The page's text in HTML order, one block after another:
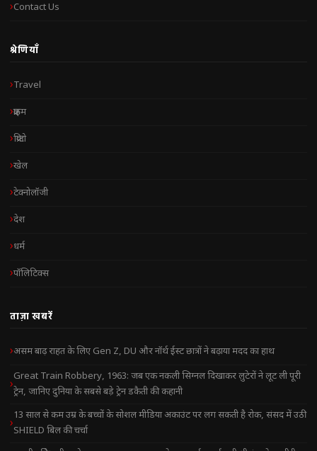
Contact Us
श्रेणियाँ
Travel
क्राइम
क्रिप्टो
खेल
टेक्नोलॉजी
देश
धर्म
पॉलिटिक्स
ताज़ा खबरें
असम बाढ़ राहत के लिए Gen Z, DU और नॉर्थ ईस्ट छात्रों ने बढ़ाया मदद का हाथ
Great Train Robbery, 1963: जब एक नकली सिग्नल दिखाकर लुटेरों ने लूट ली पूरी
ट्रेन, जानिए दुनिया के सबसे बड़े ट्रेन डकैती की कहानी
13 साल से कम उम्र के बच्चों के सोशल मीडिया अकाउंट पर लग सकती है रोक, संसद में उठी
SHIELD बिल की चर्चा